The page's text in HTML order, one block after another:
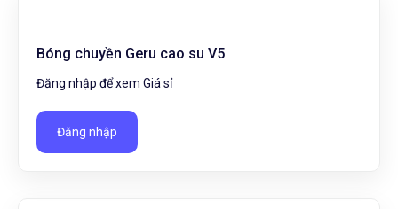
Bóng chuyền Geru cao su V5
Đăng nhập để xem Giá sỉ
Đăng nhập